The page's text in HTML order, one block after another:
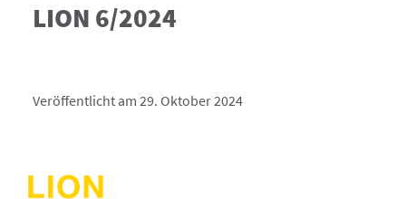
LION 6/2024
Veröffentlicht am 29. Oktober 2024